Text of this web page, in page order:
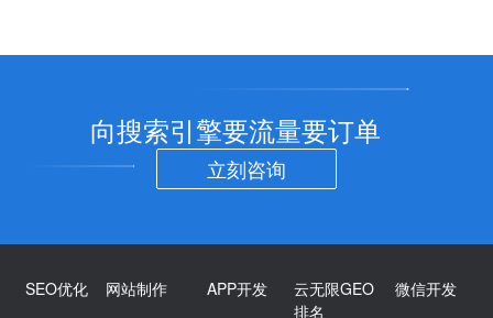
向搜索引擎要流量要订单
立刻咨询
SEO优化 网站制作 APP开发
云无限GEO
排名
微信开发